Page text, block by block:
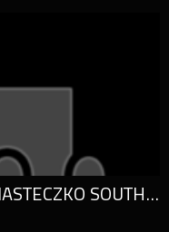
KLUB FILMOWY REPLAY!: MIASTECZKO SOUTH PARK (SOUTH PARK: BIGGER, LONGER & UNCUT)